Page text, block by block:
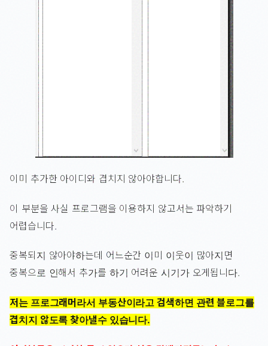
이미 추가한 아이디와 겹치지 않아야합니다.
이 부분을 사실 프로그램을 이용하지 않고서는 파악하기
어렵습니다.
중복되지 않아야하는데 어느순간 이미 이웃이 많아지면
중복으로 인해서 추가를 하기 어려운 시기가 오게됩니다.
저는 프로그래머라서 부동산이라고 검색하면 관련 블로그를
겹치지 않도록 찾아낼수 있습니다.